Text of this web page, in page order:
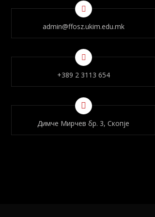
admin@ffosz.ukim.edu.mk
+389 2 3113 654
Димче Мирчев бр. 3, Скопје